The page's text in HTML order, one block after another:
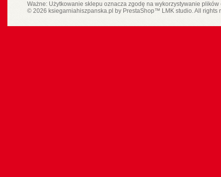
Ważne: Użytkowanie sklepu oznacza zgodę na wykorzystywanie
© 2026 ksiegarniahiszpanska.pl by PrestaShop™ LMK studio. All rights